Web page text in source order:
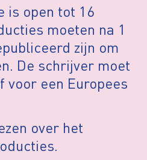
is open tot 16
moeten na 1
zijn om
De schrijver moet
voor een Europees
over het